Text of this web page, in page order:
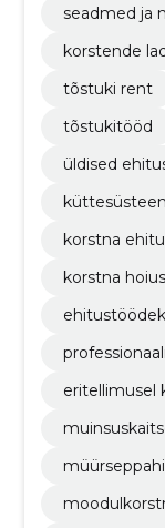
seadmed ja
korstende
tõstuki rent
tõstukitööd
üldised
korstna
korstna
eritellimusel